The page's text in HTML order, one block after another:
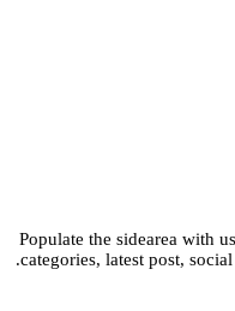
Populate the sidearea with
categories, latest post,